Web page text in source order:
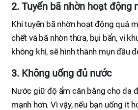
2. Tuyến bã nhờn hoạt động
Khi tuyến bã nhờn hoạt động quá
chết và bã nhờn thừa, bụi bẩn, vi
không khí, sẽ hình thành mụn đầu
3. Không uống đủ nước
Nước giữ độ ẩm cân bằng cho da
mạnh hơn. Vì vậy, nếu bạn uống ít